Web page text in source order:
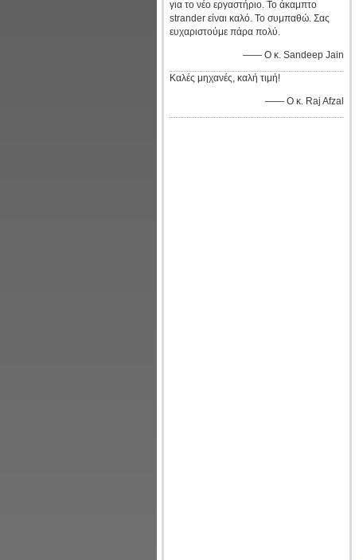
για το νέο εργαστήριο. Το άκαμπτο
strander είναι καλό. Το συμπαθώ. Σας
ευχαριστούμε πάρα πολύ.
—— Ο κ. Sandeep Jain
Καλές μηχανές, καλή τιμή!
—— Ο κ. Raj Afzal